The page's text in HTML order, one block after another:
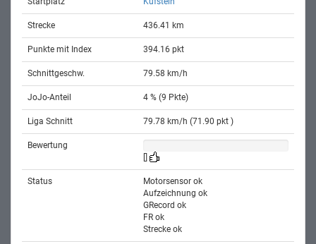
Strecke 436.41 km
Punkte mit Index 394.16 pkt
Schnittgeschw. 79.58 km/h
JoJo-Anteil 4 % (9 Pkte)
Liga Schnitt 79.78 km/h (71.90 pkt )
Bewertung
Status
Motorsensor ok
Aufzeichnung ok
GRecord ok
FR ok
Strecke ok